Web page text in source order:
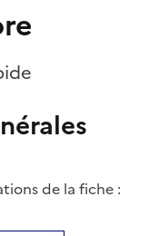
de la fiche :